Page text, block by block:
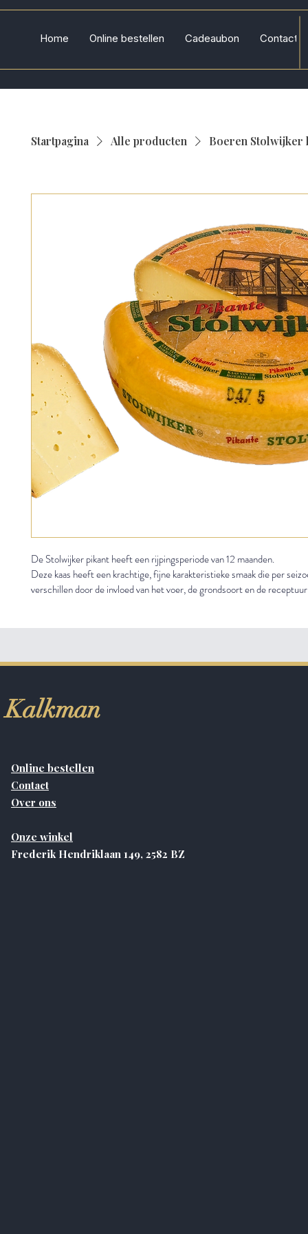
Home Online bestellen Cadeaubon Contact
Startpagina Alle producten Boeren Stolwijker
De Stolwijker pikant heeft een rijpingsperiode van 12 maanden.
Deze kaas heeft een krachtige, fijne karakteristieke smaak die per
verschillen door de invloed van het voer, de grondsoort en de
Kalkman
Online bestellen
Contact
Over ons
Onze winkel
Frederik Hendriklaan 149, 2582 BZ